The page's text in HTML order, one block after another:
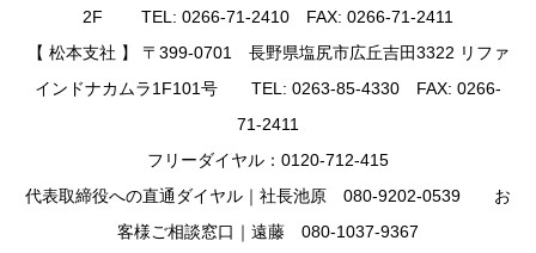
2F TEL: 0266-71-2410 FAX: 0266-71-2411
【 松本支社 】 〒399-0701 長野県塩尻市広丘吉田3322 リファ
インドナカムラ1F101号 TEL: 0263-85-4330 FAX: 0266-
71-2411
フリーダイヤル：0120-712-415
代表取締役への直通ダイヤル｜社長池原 080-9202-0539 お
客様ご相談窓口｜遠藤 080-1037-9367